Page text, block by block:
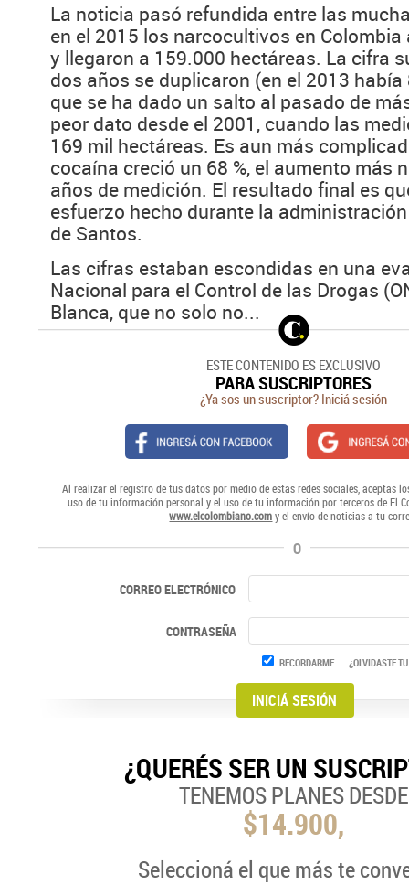
La noticia pasó refundida entre las
en el 2015 los narcocultivos en Colombia
y llegaron a 159.000 hectáreas. La cifra
dos años se duplicaron (en el 2013
que se ha dado un salto al pasado de
peor dato desde el 2001, cuando las
169 mil hectáreas. Es aun más
cocaína creció un 68 %, el aumento más
años de medición. El resultado final es
esfuerzo hecho durante la
de Santos.
Las cifras estaban escondidas en una
Nacional para el Control de las Drogas
Blanca, que no solo no...
ESTE CONTENIDO ES EXCLUSIVO
PARA SUSCRIPTORES
¿Ya sos un suscriptor? Iniciá sesión
Al realizar el registro de tus datos por medio de estas redes sociales, aceptas
uso de tu información personal y el uso de tu información por terceros de El
www.elcolombiano.comy el envío de noticias a tu
O
CORREO ELECTRÓNICO
CONTRASEÑA
RECORDARME ¿OLVIDASTE TU
¿QUERÉS SER UN
TENEMOS PLANES DESDE
$14.900,
Seleccioná el que más te